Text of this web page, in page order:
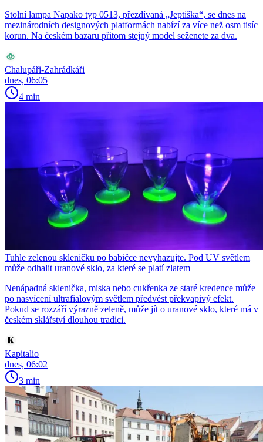
Stolní lampa Napako typ 0513, přezdívaná „Jeptiška“, se dnes na
mezinárodních designových platformách nabízí za více než osm tisíc
korun. Na českém bazaru přitom stejný model seženete za dva.
Chalupáři-Zahrádkáři
dnes, 06:05
4 min
Tuhle zelenou skleničku po babičce nevyhazujte. Pod UV světlem
může odhalit uranové sklo, za které se platí zlatem
Nenápadná sklenička, miska nebo cukřenka ze staré kredence může
po nasvícení ultrafialovým světlem předvést překvapivý efekt.
Pokud se rozzáří výrazně zeleně, může jít o uranové sklo, které má v
českém sklářství dlouhou tradici.
Kapitalio
dnes, 06:02
3 min